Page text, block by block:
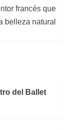
francés que
belleza natural
del Ballet